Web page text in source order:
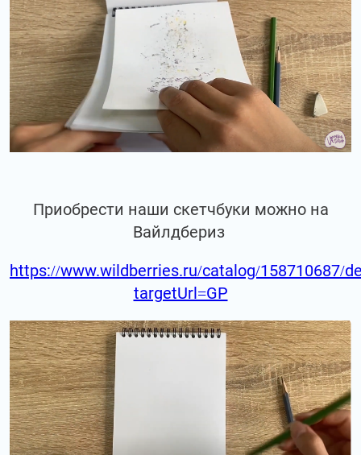
Приобрести наши скетчбуки можно на
Вайлдбериз
https://www.wildberries.ru/catalog/158710687/
targetUrl=GP